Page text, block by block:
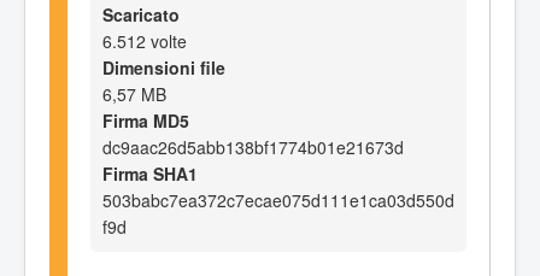
Scaricato
6.512 volte
Dimensioni file
6,57 MB
Firma MD5
dc9aac26d5abb138bf1774b01e21673d
Firma SHA1
503babc7ea372c7ecae075d111e1ca03d550d
f9d